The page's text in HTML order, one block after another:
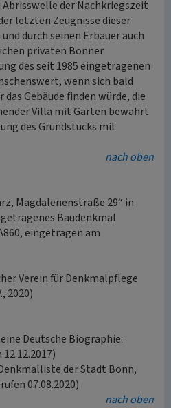
der Nachkriegszeit
letzten Zeugnisse dieser
durch seinen Erbauer auch
privaten Bonner
des seit 1985 eingetragenen
wenn sich bald
Gebäude finden würde, die
Villa mit Garten bewahrt
des Grundstücks mit
nach oben
Magdalenenstraße 29“ in
Baudenkmal
eingetragen am
Verein für Denkmalpflege
2020)
Deutsche Biographie:
der Stadt Bonn,
07.08.2020)
nach oben